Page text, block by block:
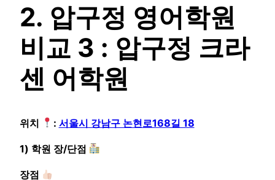
2. 압구정 영어학원
비교 3 : 압구정 크라
센 어학원
위치 : 서울시 강남구 논현로168길 18
1) 학원 장/단점
장점